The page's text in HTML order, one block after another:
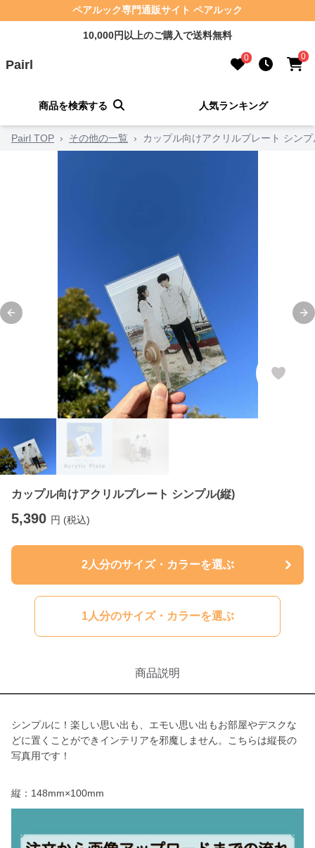
ペアルック専門通販サイト ペアルック
10,000円以上のご購入で送料無料
Pairl 0 0
商品を検索する 人気ランキング
Pairl TOP › その他の一覧 › カップル向けアクリルプレート シン
Previous slide
カップル向けアクリルプレート シンプル(縦)
5,390 円 (税込)
2人分のサイズ・カラーを選ぶ
1人分のサイズ・カラーを選ぶ
商品説明
シンプルに！楽しい思い出も、エモい思い出もお部屋やデスクな
どに置くことができインテリアを邪魔しません。こちらは縦長の
写真用です！
縦：148mm×100mm